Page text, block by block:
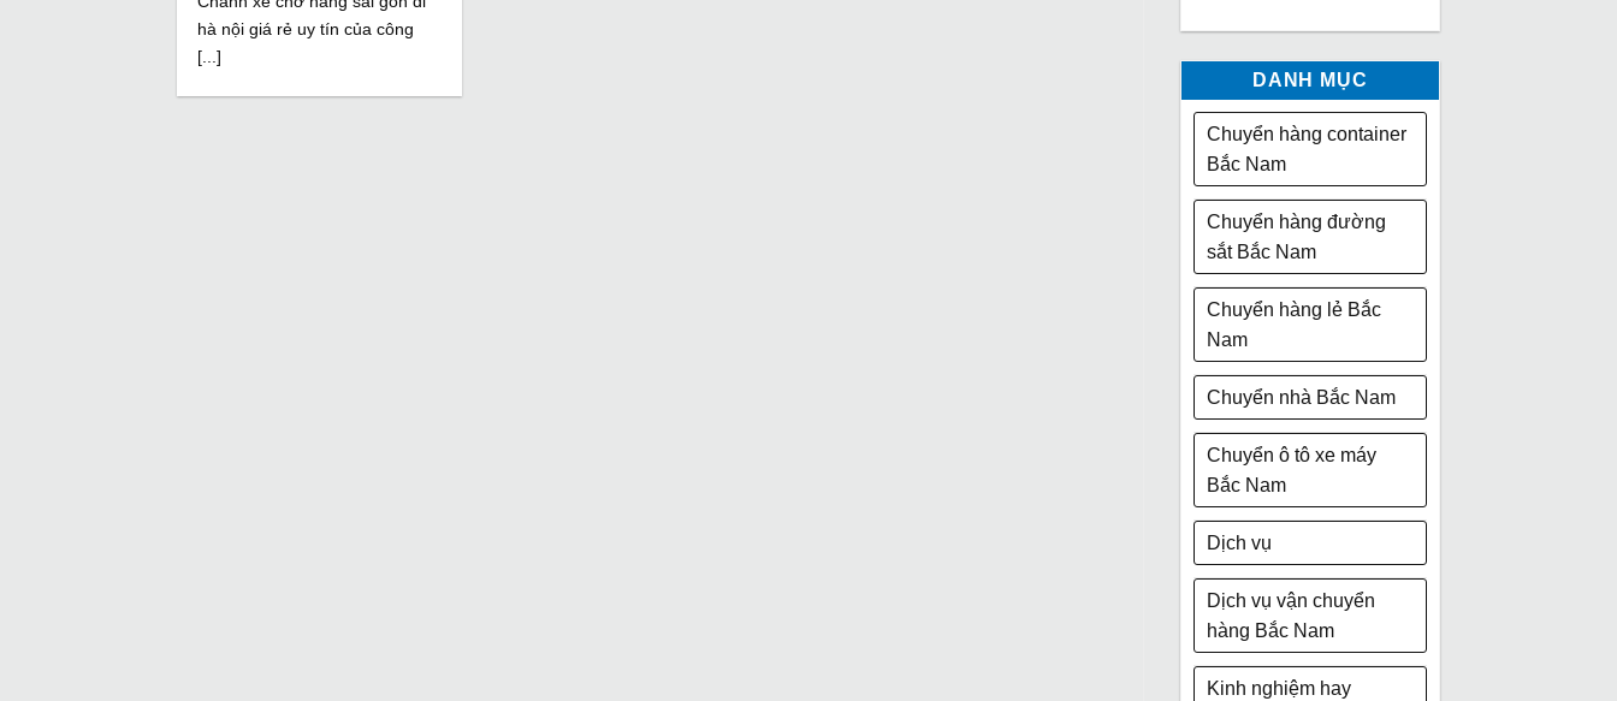
hà nội giá rẻ uy tín của công
[...]
DANH MỤC
Chuyển hàng container
Bắc Nam
Chuyển hàng đường
sắt Bắc Nam
Chuyển hàng lẻ Bắc
Nam
Chuyển nhà Bắc Nam
Chuyển ô tô xe máy
Bắc Nam
Dịch vụ
Dịch vụ vận chuyển
hàng Bắc Nam
Kinh nghiệm hay